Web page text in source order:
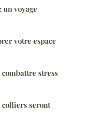
un voyage
votre espace
stress
colliers seront